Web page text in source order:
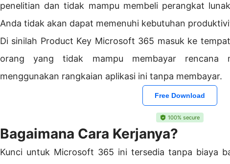
penelitian dan tidak mampu membeli perangkat
Anda tidak akan dapat memenuhi kebutuhan
Di sinilah Product Key Microsoft 365 masuk ke
orang yang tidak mampu membayar rencana
menggunakan rangkaian aplikasi ini tanpa membayar.
Free Download
100% secure
Bagaimana Cara Kerjanya?
Kunci untuk Microsoft 365 ini tersedia tanpa biaya